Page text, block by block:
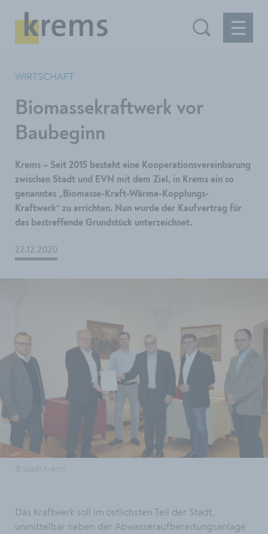
WIRTSCHAFT
Biomassekraftwerk vor
Baubeginn
​​​​​​​Krems – Seit 2015 besteht eine Kooperationsvereinbarung
zwischen Stadt und EVN mit dem Ziel, in Krems ein so
genanntes „Biomasse-Kraft-Wärme-Kopplungs-
Kraftwerk“ zu errichten. Nun wurde der Kaufvertrag für
das bestreffende Grundstück unterzeichnet.
22.12.2020
Das Kraftwerk soll im östlichsten Teil der Stadt,
unmittelbar neben der Abwasseraufbereitungsanlage